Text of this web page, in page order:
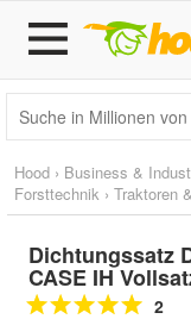
Hood › Business &
Forsttechnik › Traktoren
Dichtungssatz
CASE IH
2